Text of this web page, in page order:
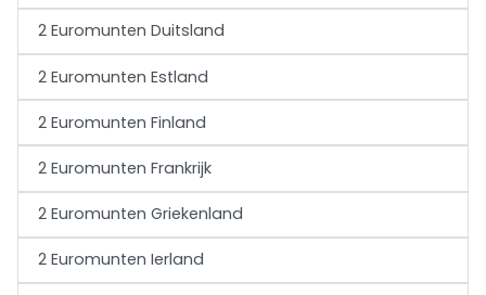
2 Euromunten Duitsland
2 Euromunten Estland
2 Euromunten Finland
2 Euromunten Frankrijk
2 Euromunten Griekenland
2 Euromunten Ierland